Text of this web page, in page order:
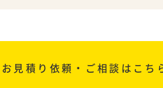
お見積り依頼・ご相談はこち